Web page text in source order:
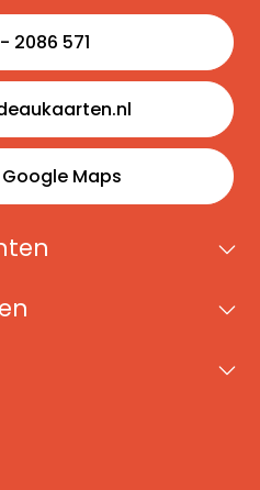
2086 571
Maps